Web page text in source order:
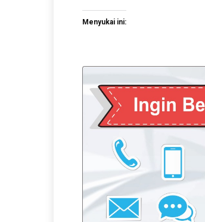
Menyukai ini: